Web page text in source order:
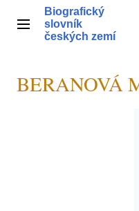
obsahHlavní menu
Biografický
slovník
českých zemí
BERANOVÁ